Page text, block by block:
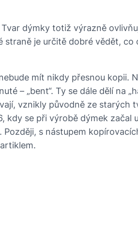
dýmky totiž výrazně
straně je určitě dobré vědět,
mít nikdy přesnou kopii.
– „bent“. Ty se dále dělí na
vznikly původně ze starých
kdy se při výrobě dýmek začal
s nástupem